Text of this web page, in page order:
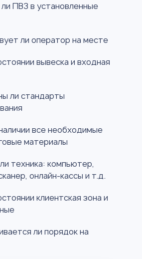
ПВЗ в установленные
ли оператор на месте
вывеска и входная
ли стандарты
все необходимые
материалы
техника: компьютер,
онлайн-кассы и т.д.
клиентская зона и
ли порядок на